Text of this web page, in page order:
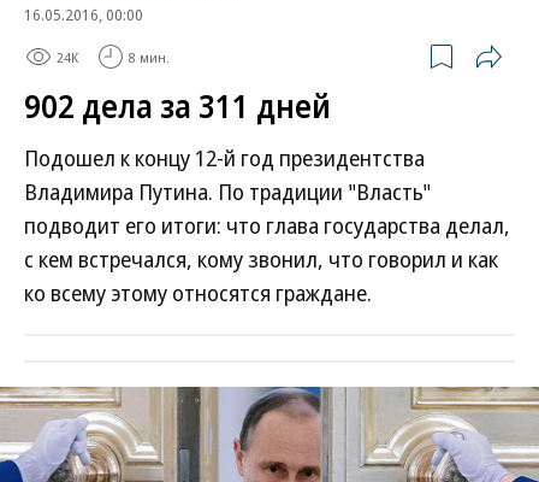
16.05.2016, 00:00
24K 8 мин.
902 дела за 311 дней
Подошел к концу 12-й год президентства
Владимира Путина. По традиции "Власть"
подводит его итоги: что глава государства делал,
с кем встречался, кому звонил, что говорил и как
ко всему этому относятся граждане.